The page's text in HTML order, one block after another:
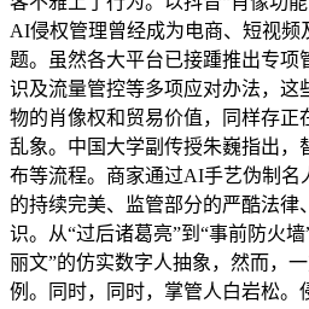
AI侵权管理曾经成为电商、短视频
题。虽然各大平台已接踵推出专项
识及流量管控等多项应对办法，这
物的肖像权和贸易价值，同样存正
乱象。中国大学副传授朱巍指出，
布等流程。商家通过AI手艺伪制名
的持续完美、监管部分的严酷法律
识。从“过后诸葛亮”到“事前防火
丽文”的仿实数字人抽象，然而，
例。同时，同时，掌管人白岩松。